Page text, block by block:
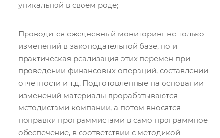
уникальной в своем роде;
Проводится ежедневный мониторинг не только
изменений в законодательной базе, но и
практическая реализация этих перемен при
проведении финансовых операций, составлении
отчетности и т.д. Подготовленные на основании
изменений материалы прорабатываются
методистами компании, а потом вносятся
поправки программистами в само программное
обеспечение, в соответствии с методикой